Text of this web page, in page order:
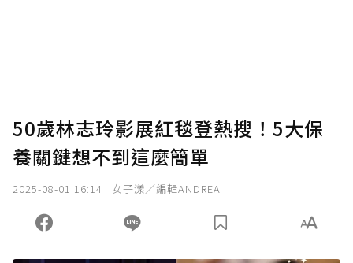
50歲林志玲影展紅毯登熱搜！5大保
養關鍵想不到這麼簡單
2025-08-01 16:14 女子漾／編輯ANDREA